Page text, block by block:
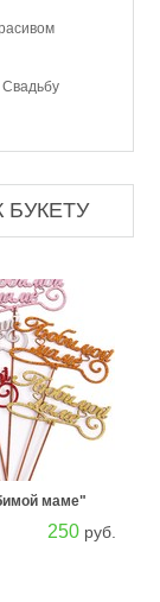
маме"
250руб.